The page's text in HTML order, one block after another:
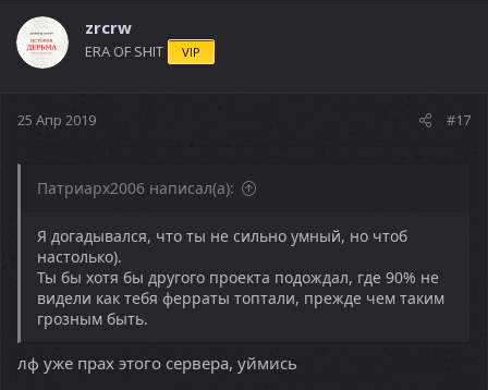
zrcrw
ERA OF SHIT VIP
25 Апр 2019 #17
Патриарх2006 написал(а):
Я догадывался, что ты не сильно умный, но чтоб
настолько).
Ты бы хотя бы другого проекта подождал, где 90% не
видели как тебя ферраты топтали, прежде чем таким
грозным быть.
лф уже прах этого сервера, уймись